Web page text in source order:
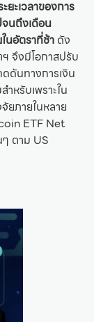
ะยะเวลาของการ
นถึงเดือน
นอัตราที่ช้า ดัง
จึงมีโอกาสปรับ
ดันทางการเงิน
หรับเพราะใน
ยภายในหลาย
ETF Net
ตาม US